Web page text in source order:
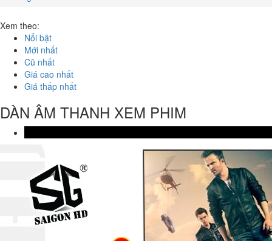
Xem theo:
Nổi bật
Mới nhất
Cũ nhất
Giá cao nhất
Giá thấp nhất
DÀN ÂM THANH XEM PHIM